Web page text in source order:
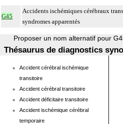
G45
Accidents ischémiques cérébraux
syndromes apparentés
Proposer un nom alternatif pour
Thésaurus de diagnostics
Accident cérébral ischémique
transitoire
Accident cérébral transitoire
Accident déficitaire transitoire
Accident ischémique cérébral
temporaire